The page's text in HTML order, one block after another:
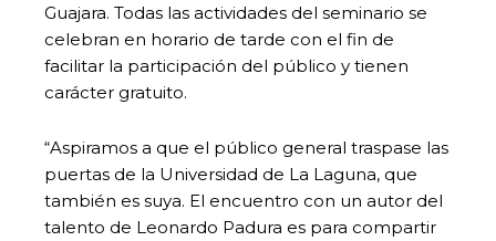
Guajara. Todas las actividades del seminario se
celebran en horario de tarde con el fin de
facilitar la participación del público y tienen
carácter gratuito.
“Aspiramos a que el público general traspase las
puertas de la Universidad de La Laguna, que
también es suya. El encuentro con un autor del
talento de Leonardo Padura es para compartir